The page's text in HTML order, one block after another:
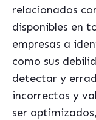
relacionados
disponibles en
empresas a
como sus
detectar y
incorrectos y
ser